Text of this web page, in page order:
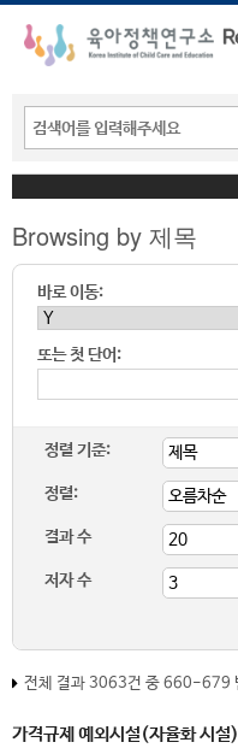
Browsing by 제목
바로 이동:
또는 첫 단어:
정렬 기준:
정렬:
결과 수
저자 수
전체 결과 3063건 중 660-679
가격규제 예외시설(자율화 시설